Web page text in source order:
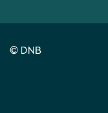
© DNB